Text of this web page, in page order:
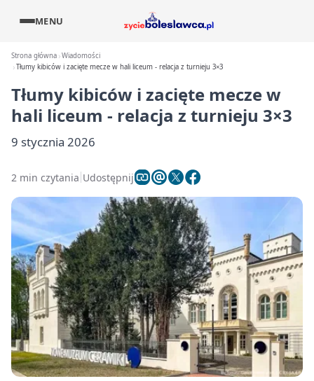
MENU
Strona główna Wiadomości
Tłumy kibiców i zacięte mecze w hali liceum - relacja z turnieju 3×3
Tłumy kibiców i zacięte mecze w
hali liceum - relacja z turnieju 3×3
9 stycznia 2026
2 min czytania Udostępnij